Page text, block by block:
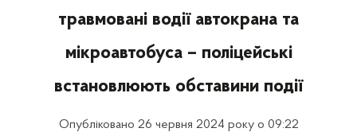
травмовані водії автокрана та
мікроавтобуса – поліцейські
встановлюють обставини події
Опубліковано 26 червня 2024 року о 09:22